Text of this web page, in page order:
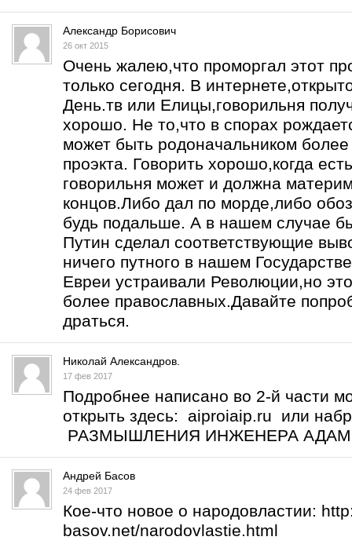
Александр Борисович
26 окт 2015
Очень жалею,что проморгал этот
только сегодня. В
День.тв или Елицы,говорильня
хорошо. Не то,что в спорах
может быть родоначальником более
проэкта. Говорить хорошо,когда
говорильня может и должна
концов.Либо дал по морде,либо
будь подальше. А в нашем случае
Путин сделал соответствующие
ничего путного в нашем
Евреи устраивали Революции,но
более православных.Давайте
драться.
Николай Александров.
17 фев 2017
Подробнее написано во 2-й части
открыть здесь: aiproiaip.ru или
РАЗМЫШЛЕНИЯ ИНЖЕНЕРА
Андрей Басов
24 фев 2017
Кое-что новое о народовластии:
basov.net/narodovlastie.html